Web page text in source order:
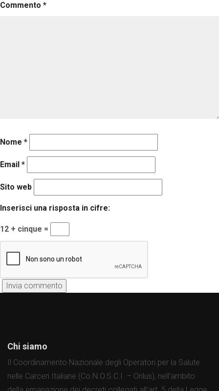
Commento *
Nome *
Email *
Sito web
Inserisci una risposta in cifre:
12 + cinque =
Chi siamo
Il Coordinamento Nazionale degli Operatori per la Salute
nelle Carceri Italiane (Co.N.O.S.C.I. – Onlus), nell’ambito